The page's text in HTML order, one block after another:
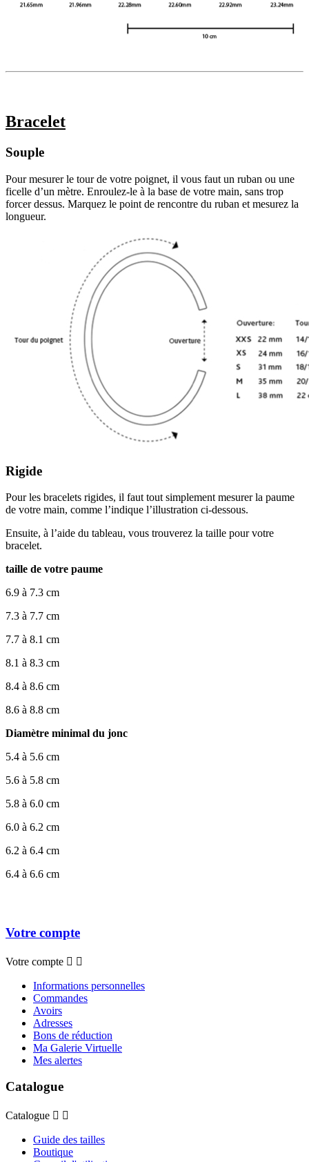
Bracelet
Souple
Pour mesurer le tour de votre poignet, il vous faut un ruban ou une
ficelle d’un mètre. Enroulez-le à la base de votre main, sans trop
forcer dessus. Marquez le point de rencontre du ruban et mesurez la
longueur.
Rigide
Pour les bracelets rigides, il faut tout simplement mesurer la paume
de votre main, comme l’indique l’illustration ci-dessous.
Ensuite, à l’aide du tableau, vous trouverez la taille pour votre
bracelet.
taille de votre paume
6.9 à 7.3 cm
7.3 à 7.7 cm
7.7 à 8.1 cm
8.1 à 8.3 cm
8.4 à 8.6 cm
8.6 à 8.8 cm
Diamètre minimal du jonc
5.4 à 5.6 cm
5.6 à 5.8 cm
5.8 à 6.0 cm
6.0 à 6.2 cm
6.2 à 6.4 cm
6.4 à 6.6 cm
Votre compte
Votre compte  
Informations personnelles
Commandes
Avoirs
Adresses
Bons de réduction
Ma Galerie Virtuelle
Mes alertes
Catalogue
Catalogue  
Guide des tailles
Boutique